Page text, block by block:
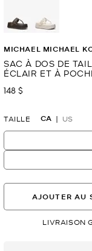
MICHAEL MICHAEL
SAC À DOS DE
ÉCLAIR ET À
maintenant
148 $
TAILLE CA US
AJOUTER AU
LIVRAISON